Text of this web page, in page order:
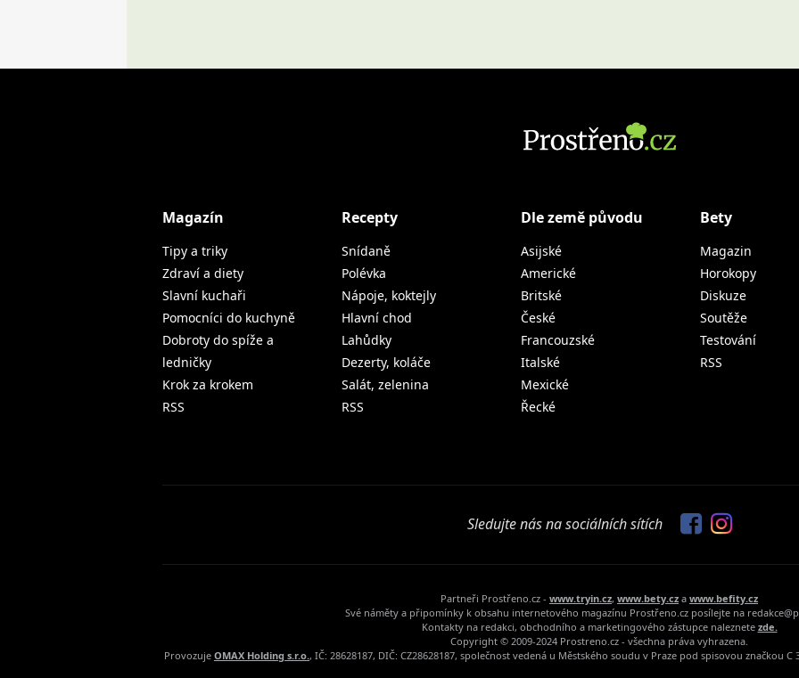
Magazín
Tipy a triky
Zdraví a diety
Slavní kuchaři
Pomocníci do kuchyně
Dobroty do spíže a
ledničky
Krok za krokem
RSS
Recepty
Snídaně
Polévka
Nápoje, koktejly
Hlavní chod
Lahůdky
Dezerty, koláče
Salát, zelenina
RSS
Dle země původu
Asijské
Americké
Britské
České
Francouzské
Italské
Mexické
Řecké
Bety
Magazin
Horokopy
Diskuze
Soutěže
Testování
RSS
Sledujte nás na sociálních sítích
Partneři Prostřeno.cz - www.tryin.cz, www.bety.cz a www.befity.cz
Své náměty a připomínky k obsahu internetového magazínu Prostřeno.cz posílejte na
Kontakty na redakci, obchodního a marketingového zástupce naleznete zde.
Copyright © 2009-2024 Prostreno.cz - všechna práva vyhrazena.
Provozuje OMAX Holding s.r.o., IČ: 28628187, DIČ: CZ28628187, společnost vedená u Městského soudu v Praze pod spisovou značkou